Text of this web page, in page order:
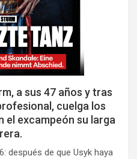
a sus 47 años y tras
cuelga los
el excampeón su larga
después de que Usyk haya